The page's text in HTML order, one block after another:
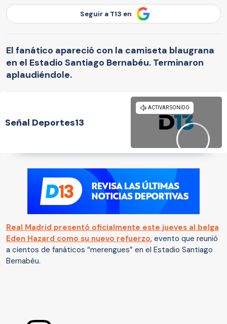
Seguir a T13 en
El fanático apareció con la camiseta blaugrana
en el Estadio Santiago Bernabéu. Terminaron
aplaudiéndole.
Señal Deportes13
Real Madrid presentó oficialmente este jueves al belga
Eden Hazard como su nuevo refuerzo, evento que reunió
a cientos de fanáticos “merengues” en el Estadio Santiago
Bernabéu.